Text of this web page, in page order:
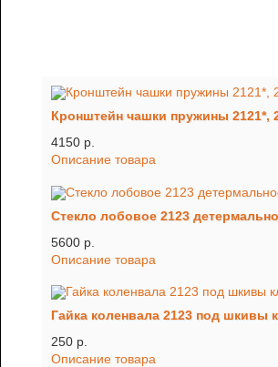
Кронштейн чашки пружины 2121*,
4150 p.
Описание товара
Стекло лобовое 2123
5600 p.
Описание товара
Гайка коленвала 2123 под шкивы
250 p.
Описание товара